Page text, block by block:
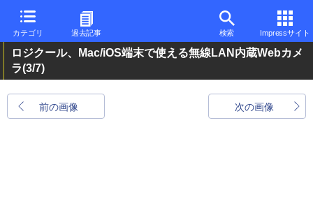
カテゴリ 過去記事 検索 Impressサイト
ロジクール、Mac/iOS端末で使える無線LAN内蔵Webカメ
ラ(3/7)
前の画像 次の画像